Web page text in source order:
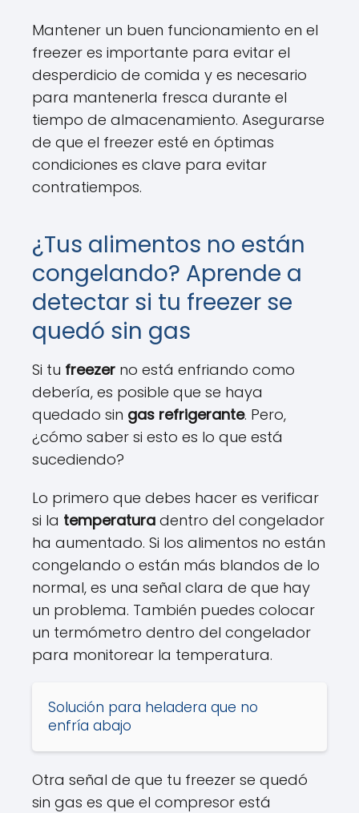
Mantener un buen funcionamiento en el
freezer es importante para evitar el
desperdicio de comida y es necesario
para mantenerla fresca durante el
tiempo de almacenamiento. Asegurarse
de que el freezer esté en óptimas
condiciones es clave para evitar
contratiempos.
¿Tus alimentos no están
congelando? Aprende a
detectar si tu freezer se
quedó sin gas
Si tu freezer no está enfriando como
debería, es posible que se haya
quedado sin gas refrigerante. Pero,
¿cómo saber si esto es lo que está
sucediendo?
Lo primero que debes hacer es verificar
si la temperatura dentro del congelador
ha aumentado. Si los alimentos no están
congelando o están más blandos de lo
normal, es una señal clara de que hay
un problema. También puedes colocar
un termómetro dentro del congelador
para monitorear la temperatura.
Solución para heladera que no
enfría abajo
Otra señal de que tu freezer se quedó
sin gas es que el compresor está